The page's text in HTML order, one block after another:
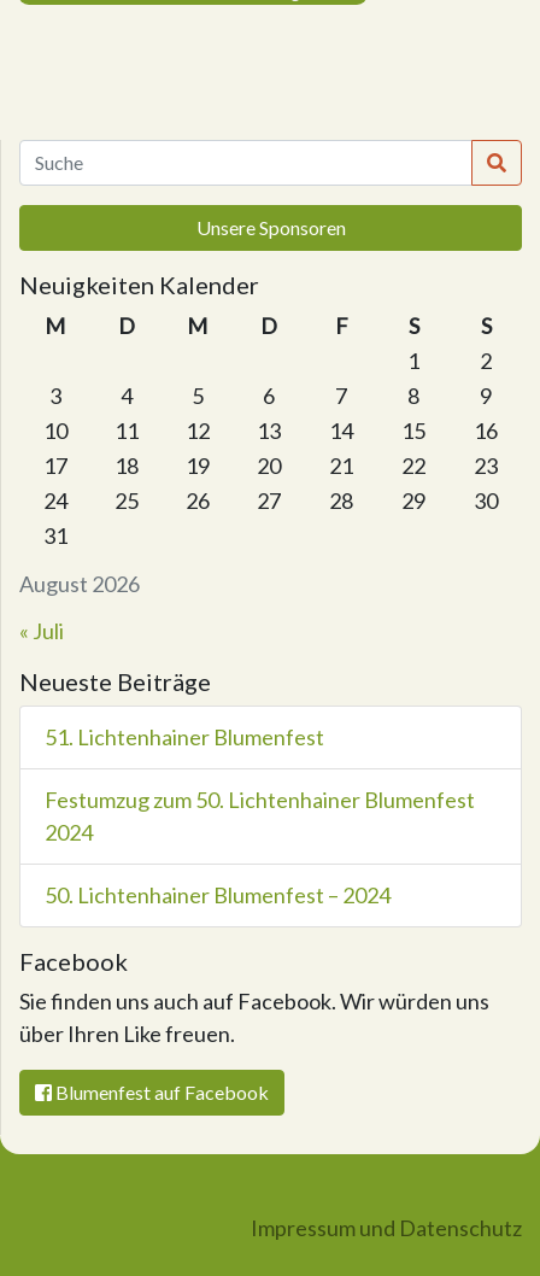
Unsere Sponsoren
Neuigkeiten Kalender
August 2026
M D M D F S
S
1
2
3
4 5 6 7 8
9
10
11 12 13 14 15
16
17
18 19 20 21 22
23
24
25 26 27 28 29
30
31
« Juli
Neueste Beiträge
51. Lichtenhainer Blumenfest
Festumzug zum 50. Lichtenhainer Blumenfest
2024
50. Lichtenhainer Blumenfest – 2024
Facebook
Sie finden uns auch auf Facebook. Wir würden uns
über Ihren Like freuen.
Blumenfest auf Facebook
Impressum und Datenschutz